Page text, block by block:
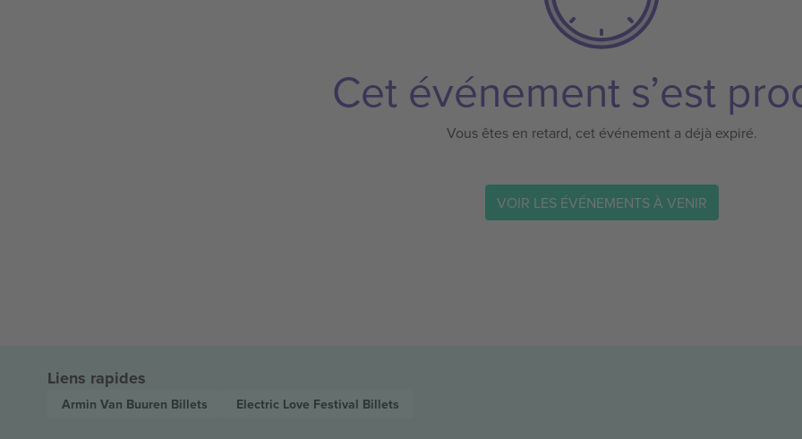
Cet événement s’est
Vous êtes en retard, cet événement a déjà expiré.
VOIR LES ÉVÉNEMENTS À VENIR
Liens rapides
Armin Van Buuren Billets Electric Love Festival Billets